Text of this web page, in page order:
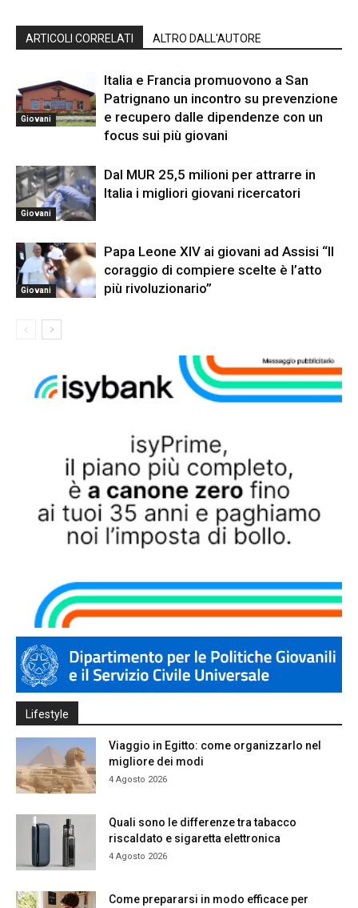
ARTICOLI CORRELATI ALTRO DALL'AUTORE
Giovani
Italia e Francia promuovono a San
Patrignano un incontro su prevenzione
e recupero dalle dipendenze con un
focus sui più giovani
Giovani
Dal MUR 25,5 milioni per attrarre in
Italia i migliori giovani ricercatori
Giovani
Papa Leone XIV ai giovani ad Assisi “Il
coraggio di compiere scelte è l’atto
più rivoluzionario”
Lifestyle
Viaggio in Egitto: come organizzarlo nel
migliore dei modi
4 Agosto 2026
Quali sono le differenze tra tabacco
riscaldato e sigaretta elettronica
4 Agosto 2026
Come prepararsi in modo efficace per